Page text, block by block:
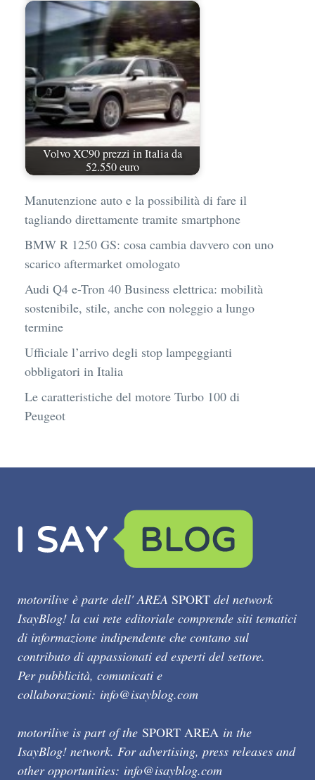
Volvo XC90 prezzi in Italia da
52.550 euro
Manutenzione auto e la possibilità di fare il
tagliando direttamente tramite smartphone
BMW R 1250 GS: cosa cambia davvero con uno
scarico aftermarket omologato
Audi Q4 e-Tron 40 Business elettrica: mobilità
sostenibile, stile, anche con noleggio a lungo
termine
Ufficiale l’arrivo degli stop lampeggianti
obbligatori in Italia
Le caratteristiche del motore Turbo 100 di
Peugeot
motorilive è parte dell' AREA SPORT del network
IsayBlog! la cui rete editoriale comprende siti tematici
di informazione indipendente che contano sul
contributo di appassionati ed esperti del settore.
Per pubblicità, comunicati e
collaborazioni: info@isayblog.com
motorilive is part of the SPORT AREA in the
IsayBlog! network. For advertising, press releases and
other opportunities: info@isayblog.com